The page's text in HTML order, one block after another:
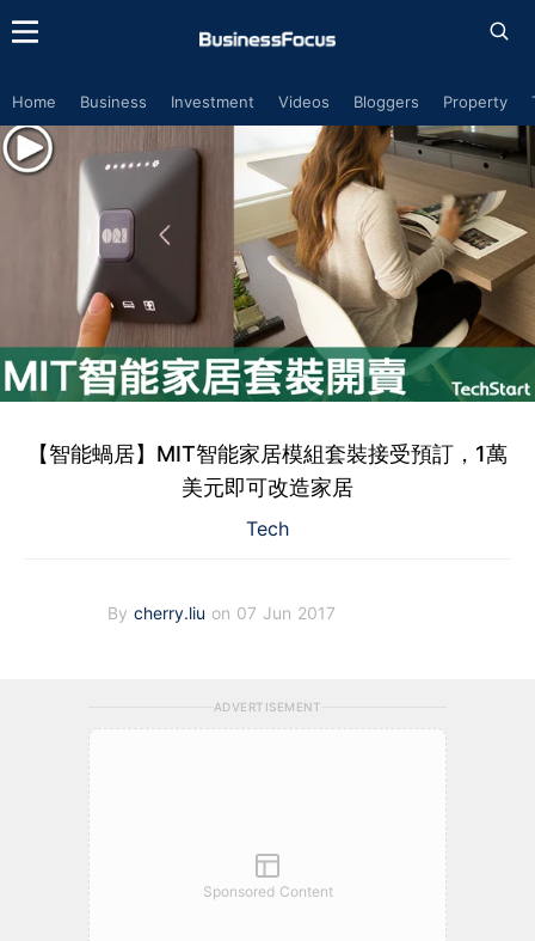
Home Business Investment Videos Bloggers Property
【智能蝸居】MIT智能家居模組套裝接受預訂，1萬
美元即可改造家居
Tech
By cherry.liu on 07 Jun 2017
ADVERTISEMENT
Sponsored Content